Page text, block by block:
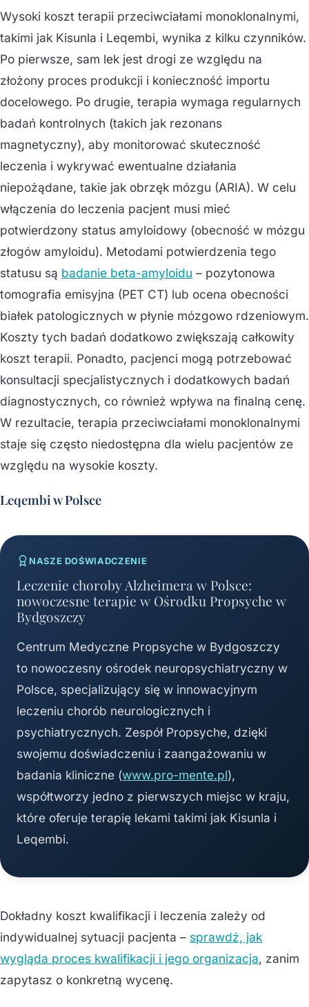
Wysoki koszt terapii przeciwciałami monoklonalnymi,
takimi jak Kisunla i Leqembi, wynika z kilku czynników.
Po pierwsze, sam lek jest drogi ze względu na
złożony proces produkcji i konieczność importu
docelowego. Po drugie, terapia wymaga regularnych
badań kontrolnych (takich jak rezonans
magnetyczny), aby monitorować skuteczność
leczenia i wykrywać ewentualne działania
niepożądane, takie jak obrzęk mózgu (ARIA). W celu
włączenia do leczenia pacjent musi mieć
potwierdzony status amyloidowy (obecność w mózgu
złogów amyloidu). Metodami potwierdzenia tego
statusu są badanie beta-amyloidu – pozytonowa
tomografia emisyjna (PET CT) lub ocena obecności
białek patologicznych w płynie mózgowo rdzeniowym.
Koszty tych badań dodatkowo zwiększają całkowity
koszt terapii. Ponadto, pacjenci mogą potrzebować
konsultacji specjalistycznych i dodatkowych badań
diagnostycznych, co również wpływa na finalną cenę.
W rezultacie, terapia przeciwciałami monoklonalnymi
staje się często niedostępna dla wielu pacjentów ze
względu na wysokie koszty.
Leqembi w Polsce
NASZE DOŚWIADCZENIE
Leczenie choroby Alzheimera w Polsce:
nowoczesne terapie w Ośrodku Propsyche w
Bydgoszczy
Centrum Medyczne Propsyche w Bydgoszczy
to nowoczesny ośrodek neuropsychiatryczny w
Polsce, specjalizujący się w innowacyjnym
leczeniu chorób neurologicznych i
psychiatrycznych. Zespół Propsyche, dzięki
swojemu doświadczeniu i zaangażowaniu w
badania kliniczne (www.pro-mente.pl),
współtworzy jedno z pierwszych miejsc w kraju,
które oferuje terapię lekami takimi jak Kisunla i
Leqembi.
Dokładny koszt kwalifikacji i leczenia zależy od
indywidualnej sytuacji pacjenta – sprawdź, jak
wygląda proces kwalifikacji i jego organizacja, zanim
zapytasz o konkretną wycenę.